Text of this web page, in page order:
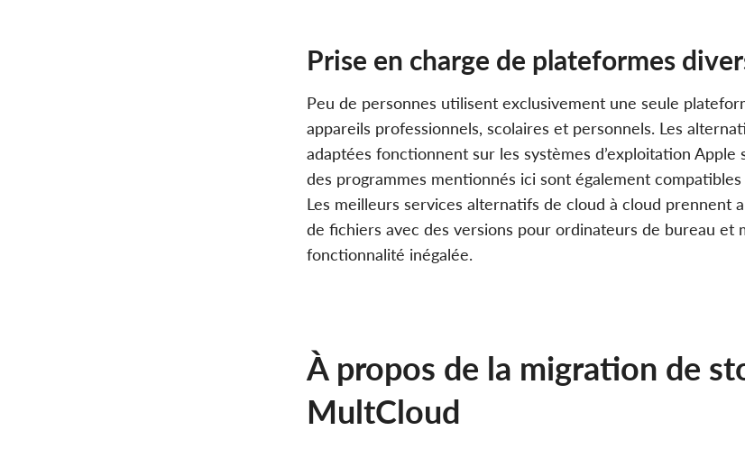
Prise en charge de plateformes
Peu de personnes utilisent exclusivement une seule
appareils professionnels, scolaires et personnels. Les
adaptées fonctionnent sur les systèmes d’exploitation
des programmes mentionnés ici sont également
Les meilleurs services alternatifs de cloud à cloud prennent
de fichiers avec des versions pour ordinateurs de bureau et
fonctionnalité inégalée.
À propos de la migration de
MultCloud